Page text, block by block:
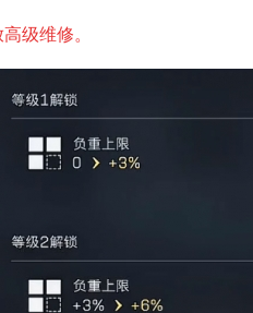
级维修。